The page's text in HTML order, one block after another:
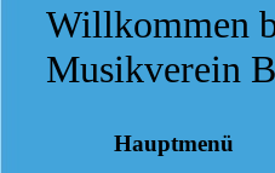
Willkommen
Musikverein
Hauptmenü